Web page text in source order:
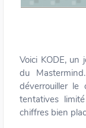
Voici KODE, un
du
déverrouiller le
tentatives
chiffres bien